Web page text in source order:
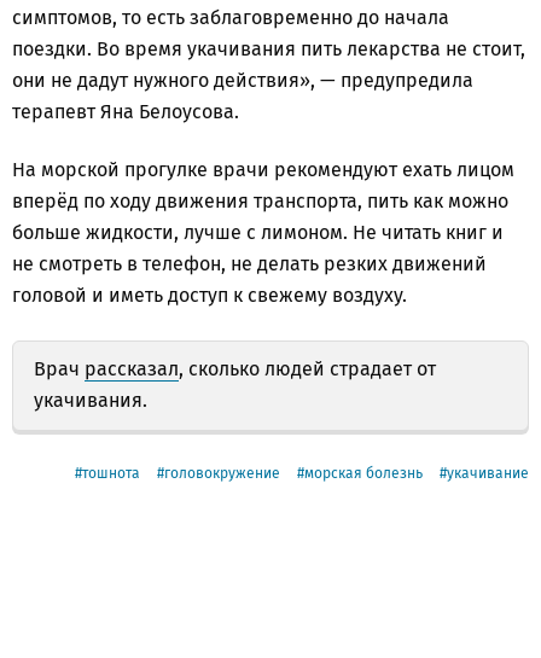
симптомов, то есть заблаговременно до начала
поездки. Во время укачивания пить лекарства не стоит,
они не дадут нужного действия», — предупредила
терапевт Яна Белоусова.
На морской прогулке врачи рекомендуют ехать лицом
вперёд по ходу движения транспорта, пить как можно
больше жидкости, лучше с лимоном. Не читать книг и
не смотреть в телефон, не делать резких движений
головой и иметь доступ к свежему воздуху.
Врач рассказал, сколько людей страдает от
укачивания.
тошнота головокружение морская болезнь укачивание